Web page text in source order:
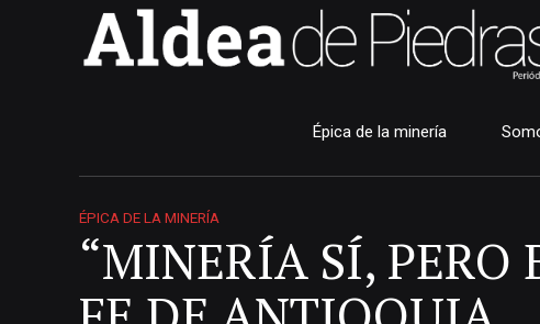
Épica de la minería
ÉPICA DE LA MINERÍA
“MINERÍA SÍ, PERO